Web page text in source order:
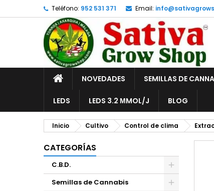
Teléfono: 952 531 371 Email:
INICIONOVEDADES SEMILLAS DE
LEDS LEDS 3.2 ΜMOL/J BLOG
Inicio Cultivo Control de clima
CATEGORÍAS
C.B.D.
Semillas de Cannabis